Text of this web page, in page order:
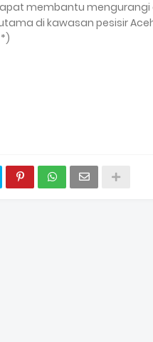
membantu
di kawasan pesisir